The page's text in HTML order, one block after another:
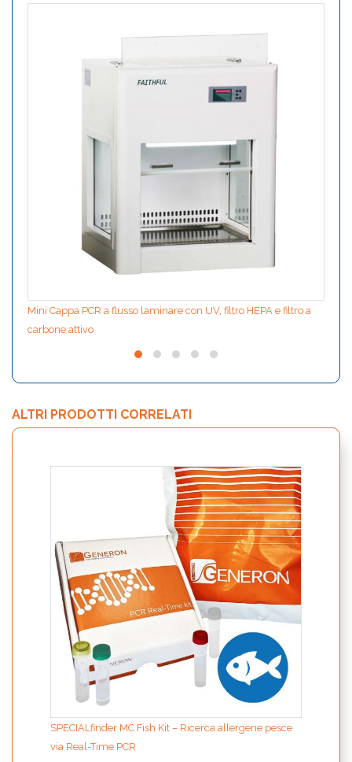
Mini Cappa PCR a flusso laminare con UV, filtro HEPA e filtro a
carbone attivo
ALTRI PRODOTTI CORRELATI
SPECIALfinder MC Fish Kit – Ricerca allergene pesce
via Real-Time PCR